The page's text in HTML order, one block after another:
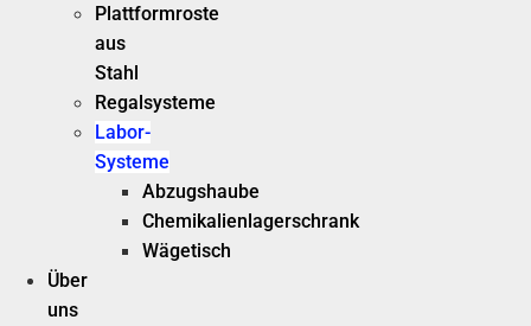
Plattformroste
aus
Stahl
Regalsysteme
Labor-
Systeme
Abzugshaube
Chemikalienlagerschrank
Wägetisch
Über
uns